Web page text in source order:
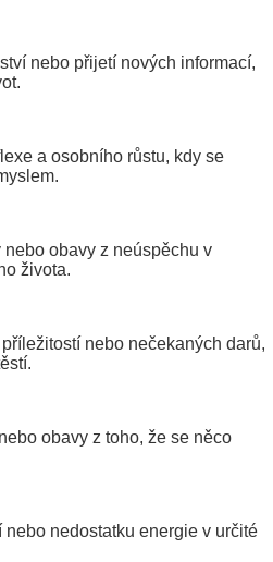
nebo přijetí nových informací,
a osobního růstu, kdy se
obavy z neúspěchu v
života.
nebo nečekaných darů,
obavy z toho, že se něco
nedostatku energie v určité